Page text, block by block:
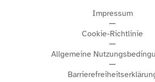
Impressum
Cookie-Richtlinie
Allgemeine